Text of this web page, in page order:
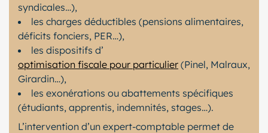
syndicales…),
les charges déductibles (pensions alimentaires,
déficits fonciers, PER…),
les dispositifs d’
optimisation fiscale pour particulier (Pinel, Malraux,
Girardin…),
les exonérations ou abattements spécifiques
(étudiants, apprentis, indemnités, stages…).
L’intervention d’un expert-comptable permet de